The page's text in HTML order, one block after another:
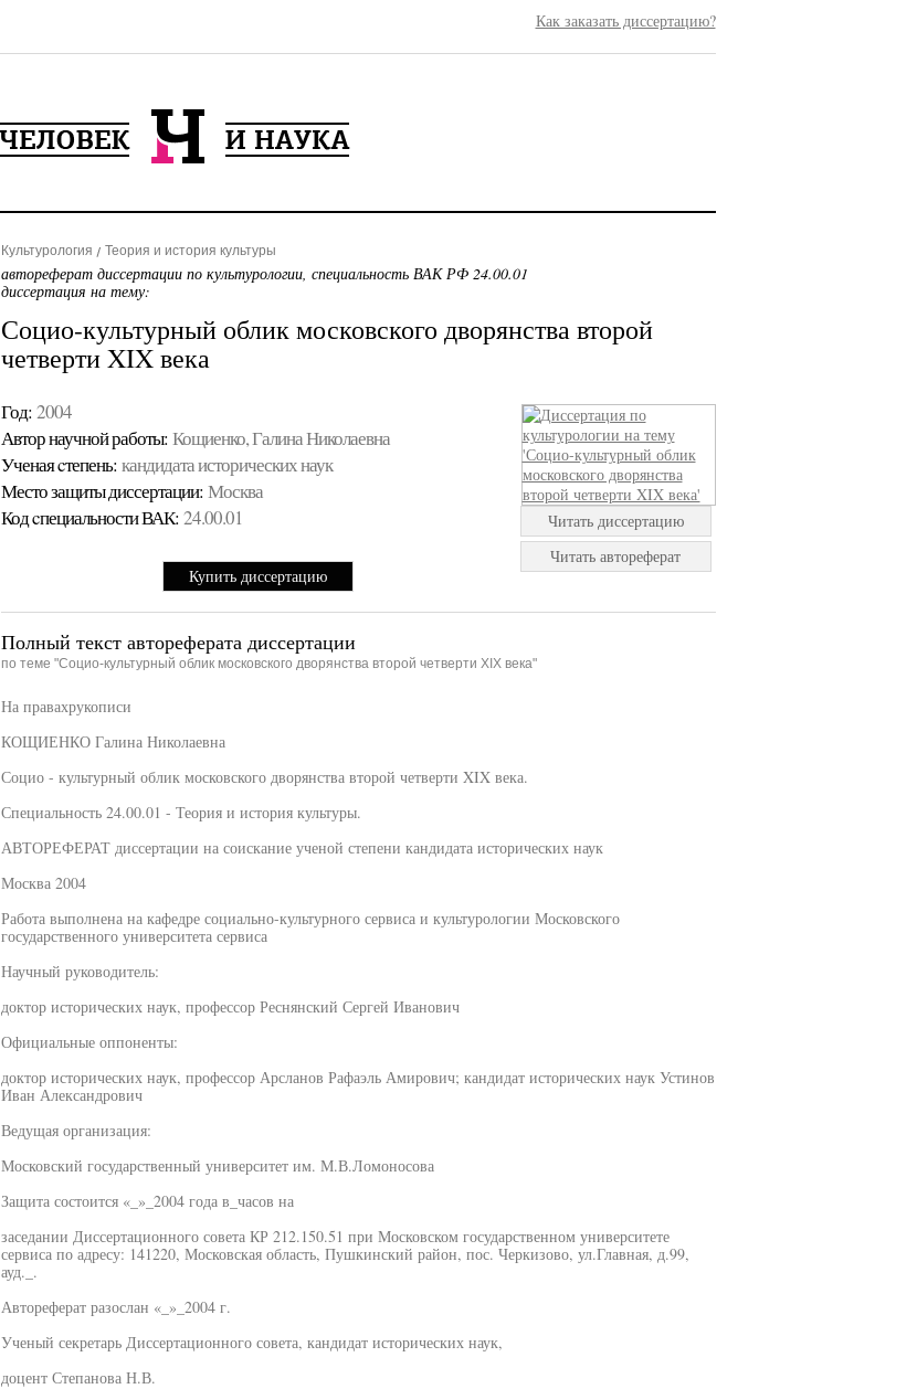
Как заказать диссертацию?
Культурология Теория и история культуры
автореферат диссертации по культурологии, специальность ВАК РФ 24.00.01
диссертация на тему:
Социо-культурный облик московского дворянства второй
четверти XIX века
Год: 2004
Автор научной работы: Кощиенко, Галина Николаевна
Ученая cтепень: кандидата исторических наук
Место защиты диссертации: Москва
Код cпециальности ВАК: 24.00.01
Купить диссертацию
Читать диссертацию
Читать автореферат
Полный текст автореферата диссертации
по теме "Социо-культурный облик московского дворянства второй четверти XIX века"
На правахрукописи
КОЩИЕНКО Галина Николаевна
Социо - культурный облик московского дворянства второй четверти XIX века.
Специальность 24.00.01 - Теория и история культуры.
АВТОРЕФЕРАТ диссертации на соискание ученой степени кандидата исторических наук
Москва 2004
Работа выполнена на кафедре социально-культурного сервиса и культурологии Московского
государственного университета сервиса
Научный руководитель:
доктор исторических наук, профессор Реснянский Сергей Иванович
Официальные оппоненты:
доктор исторических наук, профессор Арсланов Рафаэль Амирович; кандидат исторических наук Устинов
Иван Александрович
Ведущая организация:
Московский государственный университет им. М.В.Ломоносова
Защита состоится «_»_2004 года в_часов на
заседании Диссертационного совета КР 212.150.51 при Московском государственном университете
сервиса по адресу: 141220, Московская область, Пушкинский район, пос. Черкизово, ул.Главная, д.99,
ауд._.
Автореферат разослан «_»_2004 г.
Ученый секретарь Диссертационного совета, кандидат исторических наук,
доцент Степанова Н.В.